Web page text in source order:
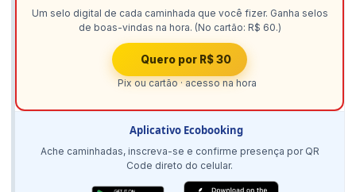
Um selo digital de cada caminhada que você fizer. Ganha selos
de boas-vindas na hora. (No cartão: R$ 60.)
Quero por R$ 30
Pix ou cartão · acesso na hora
Aplicativo Ecobooking
Ache caminhadas, inscreva-se e confirme presença por QR
Code direto do celular.